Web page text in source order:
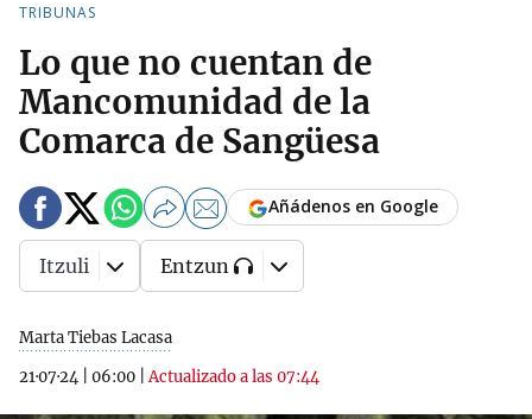
TRIBUNAS
Lo que no cuentan de
Mancomunidad de la
Comarca de Sangüesa
Marta Tiebas Lacasa
21·07·24
06:00 |Actualizado a las 07:44
Añádenos en Google
Itzuli Entzun